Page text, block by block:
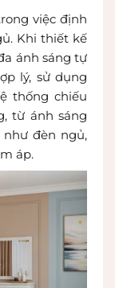
việc định
Khi thiết kế
ánh sáng tự
lý, sử dụng
thống chiếu
từ ánh sáng
đèn ngủ,
áp.